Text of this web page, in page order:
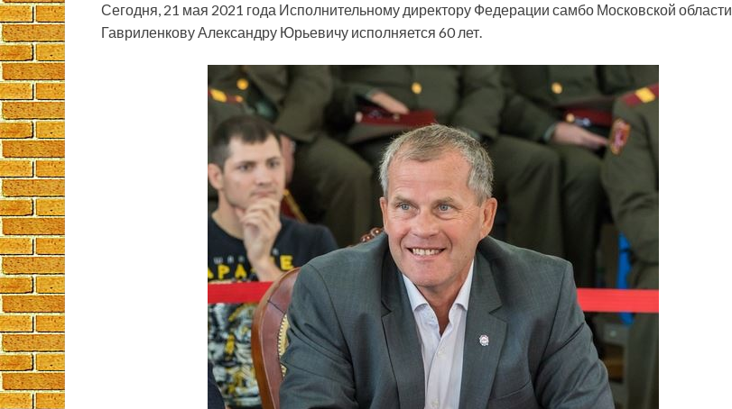
Сегодня, 21 мая 2021 года Исполнительному директору Федерации самбо Московской области
Гавриленкову Александру Юрьевичу исполняется 60 лет.